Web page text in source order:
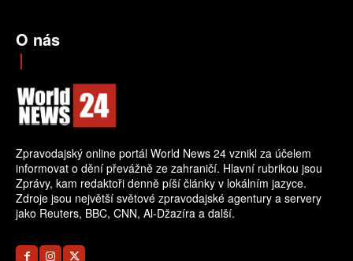
O nás
Zpravodajský online portál World News 24 vznikl za účelem
informovat o dění převážně ze zahraničí. Hlavní rubrikou jsou
Zprávy, kam redaktoři denně píší články v lokálním jazyce.
Zdroje jsou největší světové zpravodajské agentury a servery
jako Reuters, BBC, CNN, Al-Džazíra a další.